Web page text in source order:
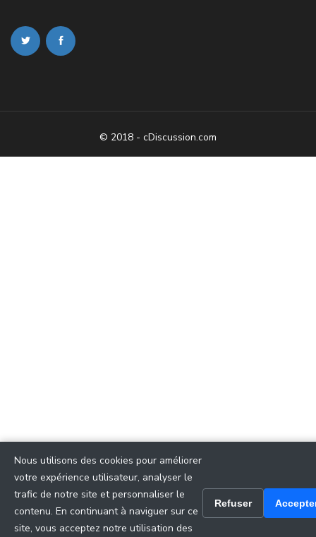
© 2018 - cDiscussion.com
Nous utilisons des cookies pour améliorer
votre expérience utilisateur, analyser le
trafic de notre site et personnaliser le
contenu. En continuant à naviguer sur ce
site, vous acceptez notre utilisation des
Refuser